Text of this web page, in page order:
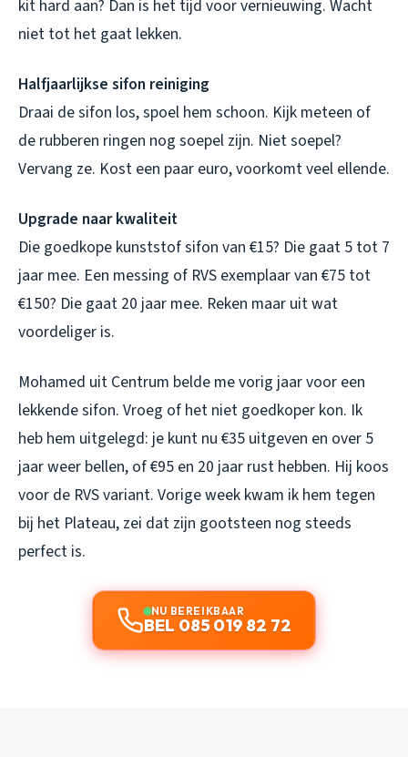
kit hard aan? Dan is het tijd voor vernieuwing. Wacht
niet tot het gaat lekken.
Halfjaarlijkse sifon reiniging
Draai de sifon los, spoel hem schoon. Kijk meteen of
de rubberen ringen nog soepel zijn. Niet soepel?
Vervang ze. Kost een paar euro, voorkomt veel ellende.
Upgrade naar kwaliteit
Die goedkope kunststof sifon van €15? Die gaat 5 tot 7
jaar mee. Een messing of RVS exemplaar van €75 tot
€150? Die gaat 20 jaar mee. Reken maar uit wat
voordeliger is.
Mohamed uit Centrum belde me vorig jaar voor een
lekkende sifon. Vroeg of het niet goedkoper kon. Ik
heb hem uitgelegd: je kunt nu €35 uitgeven en over 5
jaar weer bellen, of €95 en 20 jaar rust hebben. Hij koos
voor de RVS variant. Vorige week kwam ik hem tegen
bij het Plateau, zei dat zijn gootsteen nog steeds
perfect is.
NU BEREIKBAAR
BEL 085 019 82 72